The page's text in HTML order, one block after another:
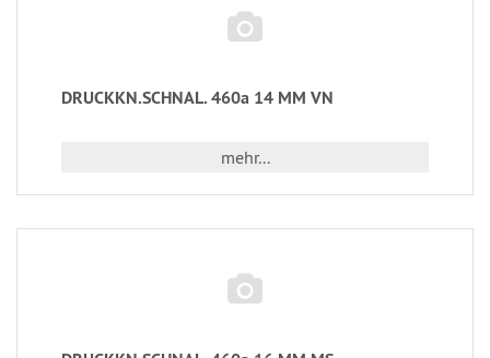
DRUCKKN.SCHNAL. 460a 14 MM VN
mehr...